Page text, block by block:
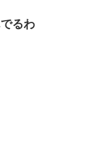
るわ